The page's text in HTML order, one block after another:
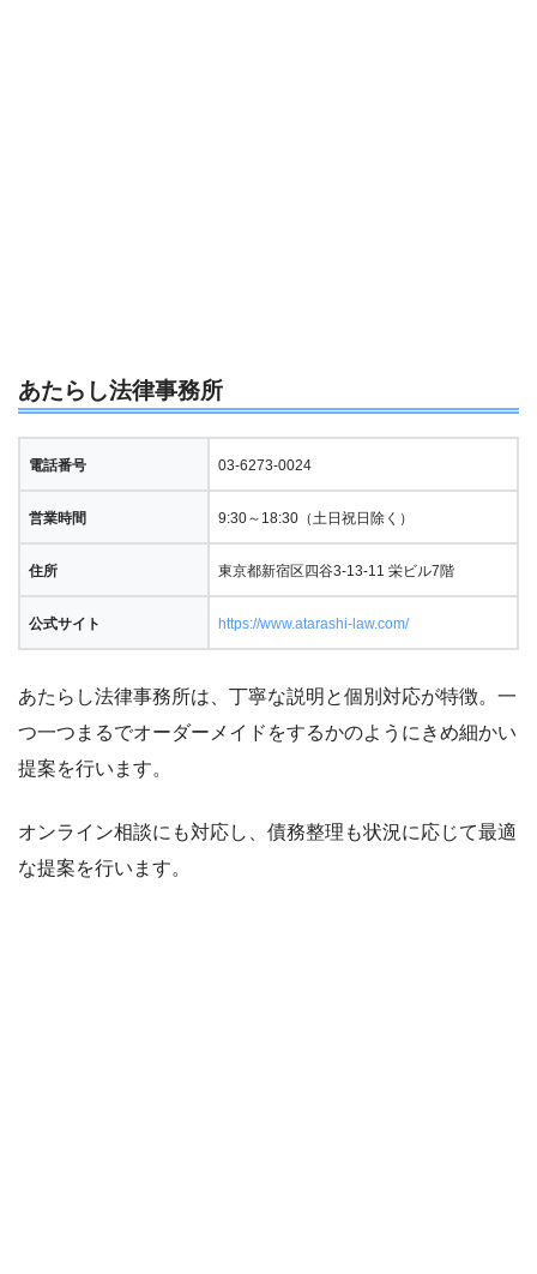
あたらし法律事務所
電話番号 03-6273-0024
営業時間 9:30～18:30（土日祝日除く）
住所 東京都新宿区四谷3-13-11 栄ビル7階
公式サイト https://www.atarashi-law.com/
あたらし法律事務所は、丁寧な説明と個別対応が特徴。一
つ一つまるでオーダーメイドをするかのようにきめ細かい
提案を行います。
オンライン相談にも対応し、債務整理も状況に応じて最適
な提案を行います。